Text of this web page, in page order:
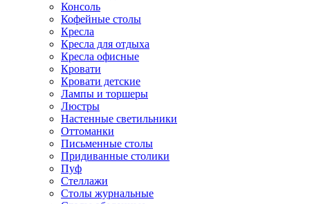
Консоль
Кофейные столы
Кресла
Кресла для отдыха
Кресла офисные
Кровати
Кровати детские
Лампы и торшеры
Люстры
Настенные светильники
Оттоманки
Письменные столы
Придиванные столики
Пуф
Стеллажи
Столы журнальные